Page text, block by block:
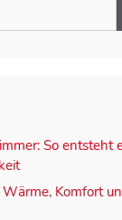
So entsteht
Komfort